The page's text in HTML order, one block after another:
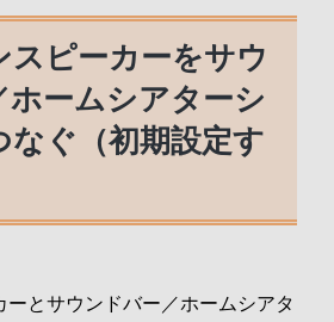
スピーカーをサウ
ホームシアターシ
なぐ（初期設定す
ーとサウンドバー／ホームシアタ